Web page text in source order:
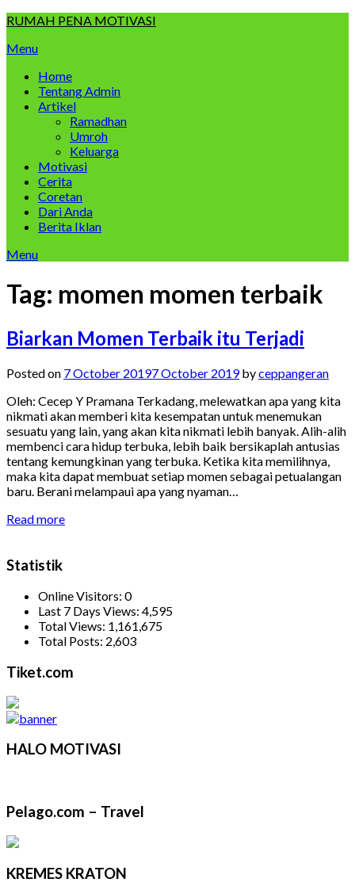
Skip
content
RUMAH PENA MOTIVASI
Menu
Home
Tentang Admin
Artikel
Ramadhan
Umroh
Keluarga
Motivasi
Cerita
Coretan
Dari Anda
Berita Iklan
Menu
Tag: momen momen terbaik
Biarkan Momen Terbaik itu Terjadi
Posted on 7 October 20197 October 2019byceppangeran
Oleh: Cecep Y Pramana Terkadang, melewatkan apa yang kita
nikmati akan memberi kita kesempatan untuk menemukan
sesuatu yang lain, yang akan kita nikmati lebih banyak. Alih-alih
membenci cara hidup terbuka, lebih baik bersikaplah antusias
tentang kemungkinan yang terbuka. Ketika kita memilihnya,
maka kita dapat membuat setiap momen sebagai petualangan
baru. Berani melampaui apa yang nyaman…
Read more
Statistik
Online Visitors: 0
Last 7 Days Views: 4,595
Total Views: 1,161,675
Total Posts: 2,603
Tiket.com
HALO MOTIVASI
Pelago.com – Travel
KREMES KRATON